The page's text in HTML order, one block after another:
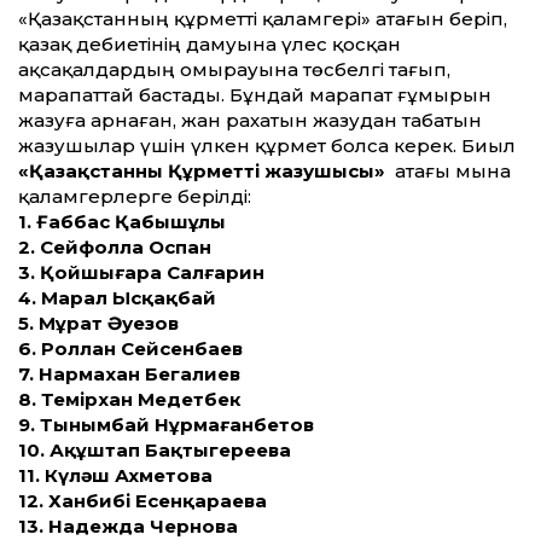
«Қазақстанның құрметті қаламгері» атағын беріп,
қазақ әдебиетінің дамуына үлес қосқан
ақсақалдардың омырауына төсбелгі тағып,
марапаттай бастады. Бұндай марапат ғұмырын
жазуға арнаған, жан рахатын жазудан табатын
жазушылар үшін үлкен құрмет болса керек. Биыл
«Қазақстанның Құрметті жазушысы» атағы мына
қаламгерлерге берілді:
1. Ғаббас Қабышұлы
2. Сейфолла Оспан
3. Қойшығара Салғарин
4. Марал Ысқақбай
5. Мұрат Әуезов
6. Роллан Сейсенбаев
7. Нармахан Бегалиев
8. Темірхан Медетбек
9. Тынымбай Нұрмағанбетов
10. Ақұштап Бақтыгереева
11. Күләш Ахметова
12. Ханбибі Есенқараева
13. Надежда Чернова